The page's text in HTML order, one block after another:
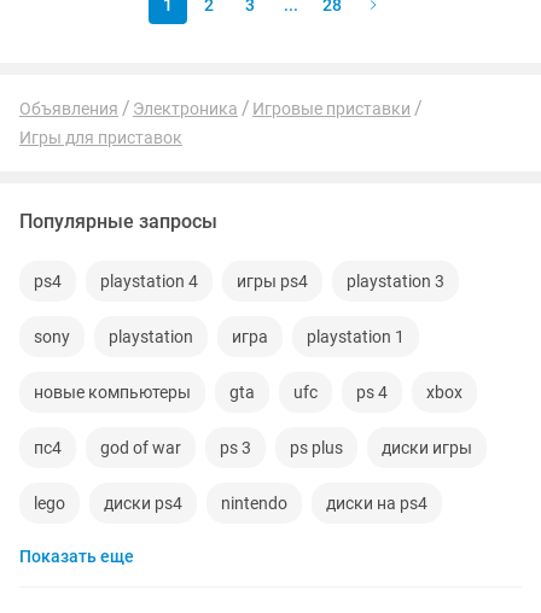
1 2 3 ... 28
Объявления Электроника
Игровые приставки
Игры для приставок
Популярные запросы
ps4 playstation 4 игры ps4 playstation 3
sony playstation игра playstation 1
новые компьютеры gta ufc ps 4 xbox
пс4 god of war ps 3 ps plus диски игры
lego диски ps4 nintendo диски на ps4
диски ps
Показать еще